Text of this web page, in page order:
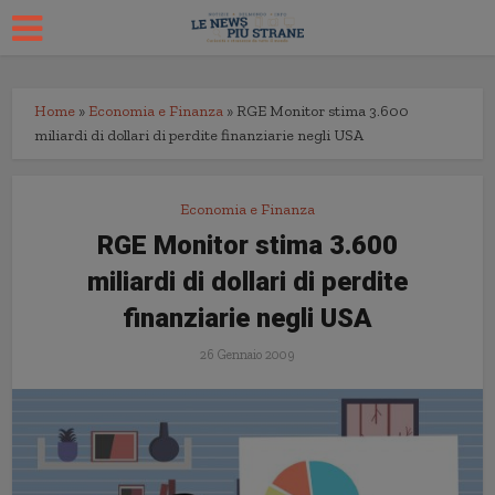
Home » Economia e Finanza » RGE Monitor stima 3.600
miliardi di dollari di perdite finanziarie negli USA
Economia e Finanza
RGE Monitor stima 3.600
miliardi di dollari di perdite
finanziarie negli USA
26 Gennaio 2009